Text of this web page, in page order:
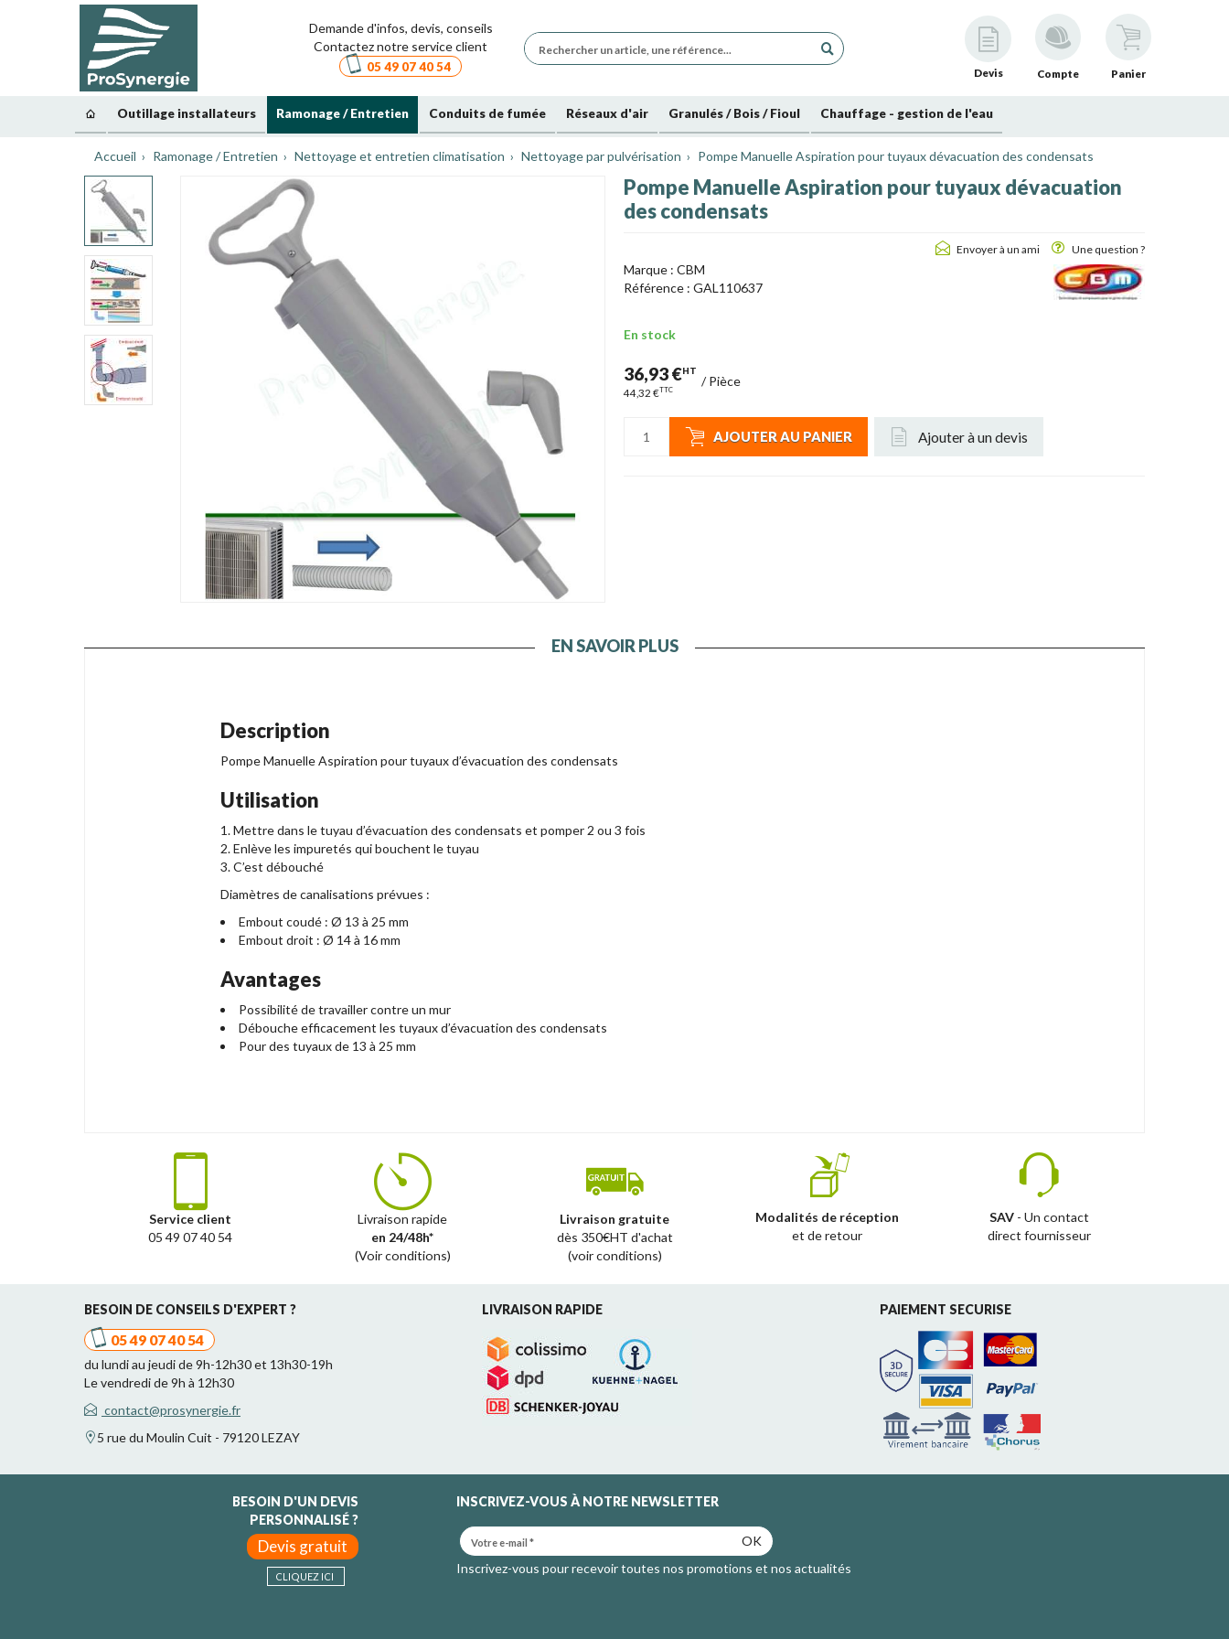
Demande d'infos, devis, conseils
Contactez notre service client
05 49 07 40 54 Devis Compte Panier
Outillage installateurs Ramonage / Entretien Conduits de fumée Réseaux d'air Granulés / Bois / Fioul Chauffage - gestion de l'eau
Accueil Ramonage / Entretien Nettoyage et entretien climatisation Nettoyage par pulvérisation Pompe Manuelle Aspiration pour tuyaux dévacuation des condensats
Pompe Manuelle Aspiration pour tuyaux dévacuation
des condensats
Envoyer à un ami Une question ?
Marque : CBM
Référence : GAL110637
En stock
36,93 €HT
44,32 €TTC
/Pièce
AJOUTER AU PANIER Ajouter à un devis
EN SAVOIR PLUS
Description
Pompe Manuelle Aspiration pour tuyaux d’évacuation des condensats
Utilisation
1. Mettre dans le tuyau d’évacuation des condensats et pomper 2 ou 3 fois
2. Enlève les impuretés qui bouchent le tuyau
3. C’est débouché
Diamètres de canalisations prévues :
Embout coudé : Ø 13 à 25 mm
Embout droit : Ø 14 à 16 mm
Avantages
Possibilité de travailler contre un mur
Débouche efficacement les tuyaux d’évacuation des condensats
Pour des tuyaux de 13 à 25 mm
Service client
05 49 07 40 54
Livraison rapide
en 24/48h*
(Voir conditions)
Livraison gratuite
dès 350€HT d'achat
(voir conditions)
Modalités de réception
et de retour
SAV- Un contact
direct fournisseur
BESOIN DE CONSEILS D'EXPERT ?
05 49 07 40 54
du lundi au jeudi de 9h-12h30 et 13h30-19h
Le vendredi de 9h à 12h30
contact@prosynergie.fr
5 rue du Moulin Cuit - 79120 LEZAY
LIVRAISON RAPIDE PAIEMENT SECURISE
BESOIN D'UN DEVIS
PERSONNALISÉ ?
Devis gratuit
CLIQUEZ ICI
INSCRIVEZ-VOUS À NOTRE NEWSLETTER
OK
Inscrivez-vous pour recevoir toutes nos promotions et nos actualités